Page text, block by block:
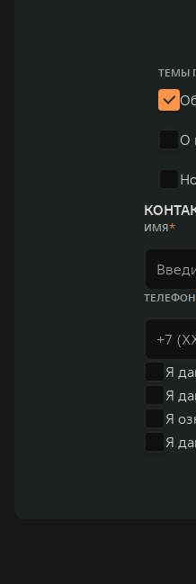
ТЕМЫ
О
ИМЯ
ТЕЛЕФОН
Я
Я
Я
Я